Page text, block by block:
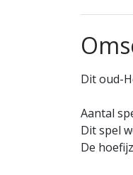
Dit oud-
Aantal
Dit spel
De